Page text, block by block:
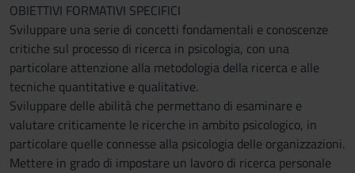
OBIETTIVI FORMATIVI SPECIFICI
Sviluppare una serie di concetti fondamentali e conoscenze
critiche sul processo di ricerca in psicologia, con una
particolare attenzione alla metodologia della ricerca e alle
tecniche quantitative e qualitative.
Sviluppare delle abilità che permettano di esaminare e
valutare criticamente le ricerche in ambito psicologico, in
particolare quelle connesse alla psicologia delle organizzazioni.
Mettere in grado di impostare un lavoro di ricerca personale